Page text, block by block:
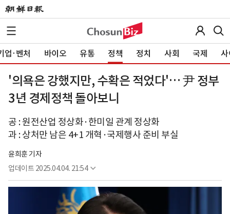
업·벤처 바이오 유통 정책 정치 사회 국제 사
'의욕은 강했지만, 수확은 적었다'… 尹 정부
3년 경제정책 돌아보니
공 : 원전산업 정상화·한미일 관계 정상화
과 : 상처만 남은 4+1 개혁·국제행사 준비 부실
윤희훈 기자
업데이트 2025.04.04. 21:54